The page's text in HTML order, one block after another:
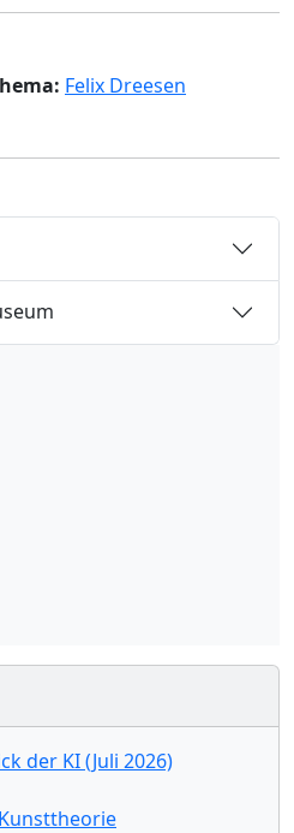
Felix Dreesen
der KI (Juli 2026)